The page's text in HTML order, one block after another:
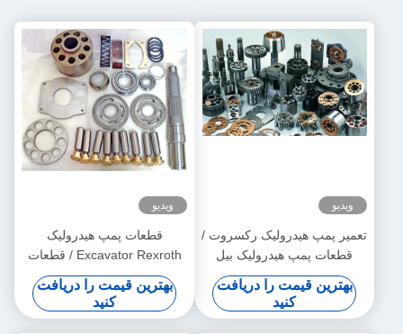
ویدیو
تعمیر پمپ هیدرولیک رکسروت /
قطعات پمپ هیدرولیک بیل
مکانیکی Excavator A4VG125
کیت پمپ اصلی
بهترین قیمت را دریافت
کنید
ویدیو
قطعات پمپ هیدرولیک
Excavator Rexroth / قطعات
سرسیلندر پیستون
بهترین قیمت را دریافت
کنید